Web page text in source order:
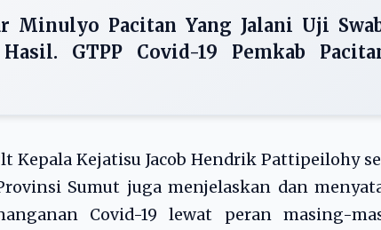
Minulyo Pacitan Yang Jalani Uji
GTPP Covid-19 Pemkab
Kepala Kejatisu Jacob Hendrik Pattipeilohy
Sumut juga menjelaskan dan
Covid-19 lewat peran masing-